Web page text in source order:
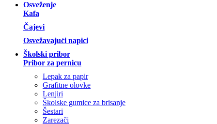
Osveženje
Kafa
Čajevi
Osvežavajući napici
Školski pribor
Pribor za pernicu
Lepak za papir
Grafitne olovke
Lenjiri
Školske gumice za brisanje
Šestari
Zarezači